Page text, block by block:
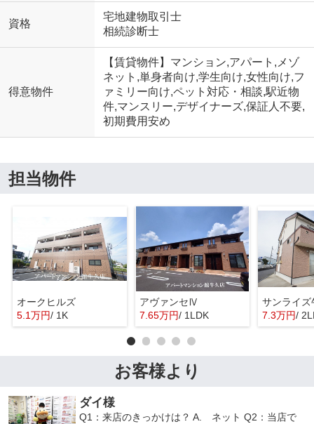
資格
宅地建物取引士
相続診断士
得意物件
【賃貸物件】マンション,アパート,メゾ
ネット,単身者向け,学生向け,女性向け,フ
ァミリー向け,ペット対応・相談,駅近物
件,マンスリー,デザイナーズ,保証人不要,
初期費用安め
担当物件
オークヒルズ
5.1万円/ 1K
アヴァンセⅣ
7.65万円/ 1LDK
サンライズ
7.3万円/
お客様より
ダイ様
Q1：来店のきっかけは？ A. ネット Q2：当店で